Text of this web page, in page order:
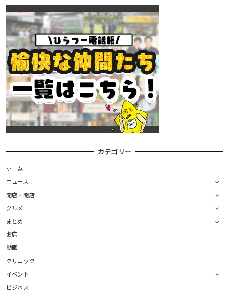
カテゴリー
ホーム
ニュース
開店・閉店
グルメ
まとめ
お店
動画
クリニック
イベント
ビジネス